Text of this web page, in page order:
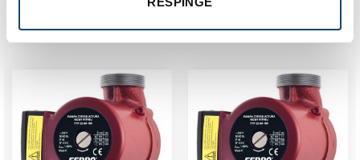
Produse similare